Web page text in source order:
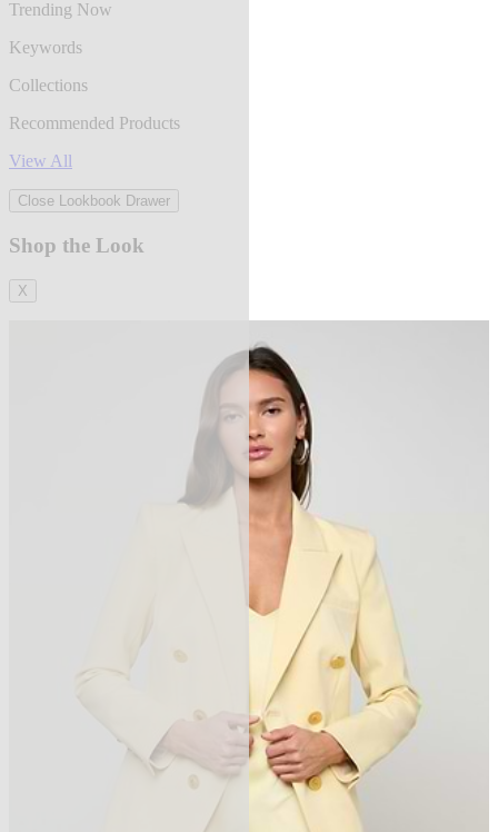
Trending Now
Keywords
Collections
Recommended Products
View All
Close Lookbook Drawer
Shop the Look
X